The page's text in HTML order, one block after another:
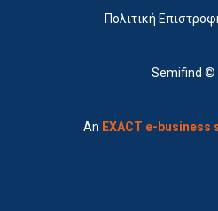
Πολιτική
Semifind ©
An EXACT e-business